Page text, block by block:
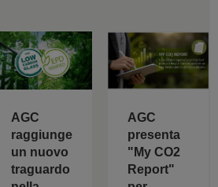
AGC
raggiunge
un nuovo
traguardo
AGC
presenta
"My CO2
Report"